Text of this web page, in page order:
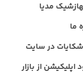
مدیا
ما
در سایت
اپلیکیشن از بازار